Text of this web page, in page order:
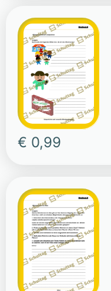
€ 0,99